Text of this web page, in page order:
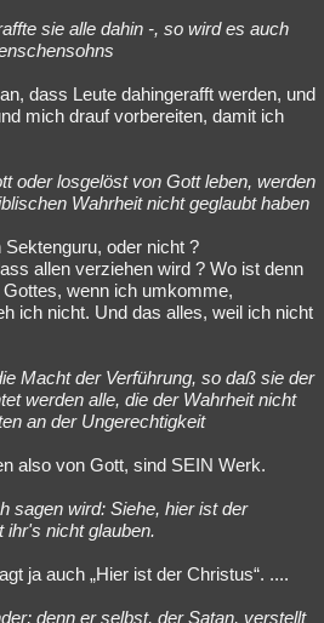
sie alle dahin -, so wird es auch
dass Leute dahingerafft werden, und
mich drauf vorbereiten, damit ich
oder losgelöst von Gott leben, werden
Wahrheit nicht geglaubt haben
oder nicht ?
allen verziehen wird ? Wo ist denn
wenn ich umkomme,
ich nicht. Und das alles, weil ich nicht
Macht der Verführung, so daß sie der
werden alle, die der Wahrheit nicht
an der Ungerechtigkeit
also von Gott, sind SEIN Werk.
sagen wird: Siehe, hier ist der
ihr's nicht glauben.
ja auch „Hier ist der Christus“. ....
denn er selbst, der Satan, verstellt